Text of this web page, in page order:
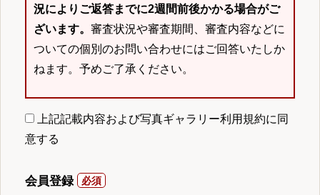
況によりご返答までに2週間前後かかる場合がご
ざいます。 審査状況や審査期間、審査内容などに
ついての個別のお問い合わせにはご回答いたしか
ねます。予めご了承ください。
上記記載内容および写真ギャラリー利用規約に同
意する
会員登録